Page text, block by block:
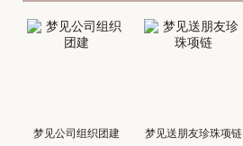
梦见公司组织团建 梦见送朋友珍珠项链